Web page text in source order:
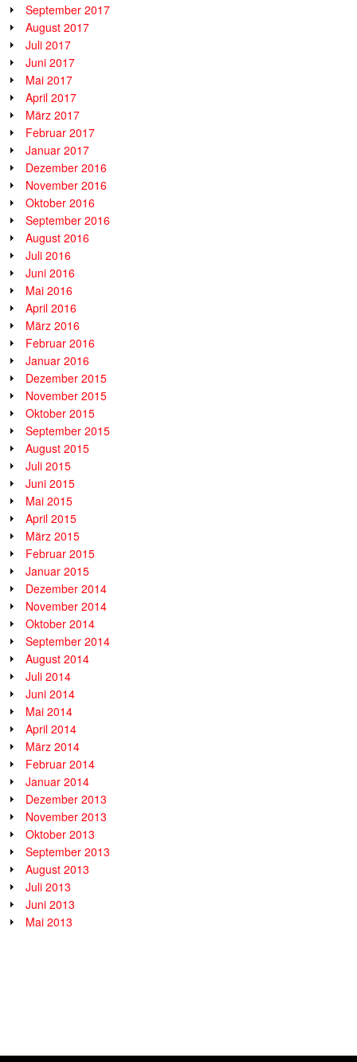
September 2017
August 2017
Juli 2017
Juni 2017
Mai 2017
April 2017
März 2017
Februar 2017
Januar 2017
Dezember 2016
November 2016
Oktober 2016
September 2016
August 2016
Juli 2016
Juni 2016
Mai 2016
April 2016
März 2016
Februar 2016
Januar 2016
Dezember 2015
November 2015
Oktober 2015
September 2015
August 2015
Juli 2015
Juni 2015
Mai 2015
April 2015
März 2015
Februar 2015
Januar 2015
Dezember 2014
November 2014
Oktober 2014
September 2014
August 2014
Juli 2014
Juni 2014
Mai 2014
April 2014
März 2014
Februar 2014
Januar 2014
Dezember 2013
November 2013
Oktober 2013
September 2013
August 2013
Juli 2013
Juni 2013
Mai 2013